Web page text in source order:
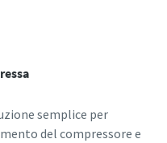
semplice per
del compressore e